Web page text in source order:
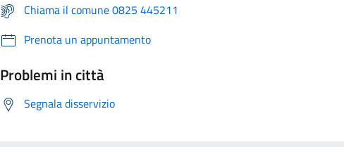
Chiama il comune 0825 445211
Prenota un appuntamento
Problemi in città
Segnala disservizio